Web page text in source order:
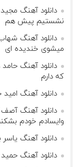
دانلود آهنگ
نشستیم پیش هم
دانلود آهنگ
میشوی خندیده ای
دانلود آهنگ
که دارم
دانلود آهنگ
دانلود آهنگ
وایسادم خودم
دانلود آهنگ
دانلود آهنگ